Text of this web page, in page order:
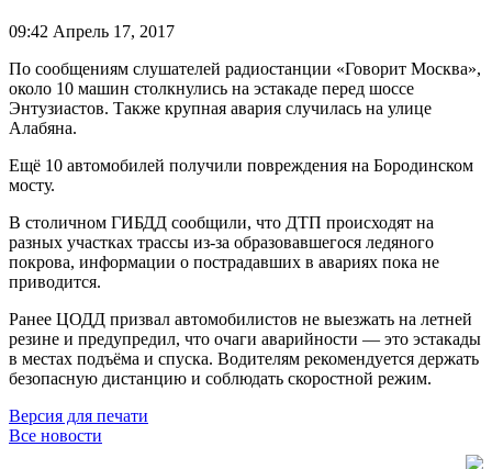
09:42 Апрель 17, 2017
По сообщениям слушателей радиостанции «Говорит Москва»,
около 10 машин столкнулись на эстакаде перед шоссе
Энтузиастов. Также крупная авария случилась на улице
Алабяна.
Ещё 10 автомобилей получили повреждения на Бородинском
мосту.
В столичном ГИБДД сообщили, что ДТП происходят на
разных участках трассы из-за образовавшегося ледяного
покрова, информации о пострадавших в авариях пока не
приводится.
Ранее ЦОДД призвал автомобилистов не выезжать на летней
резине и предупредил, что очаги аварийности — это эстакады
в местах подъёма и спуска. Водителям рекомендуется держать
безопасную дистанцию и соблюдать скоростной режим.
Версия для печати
Все новости